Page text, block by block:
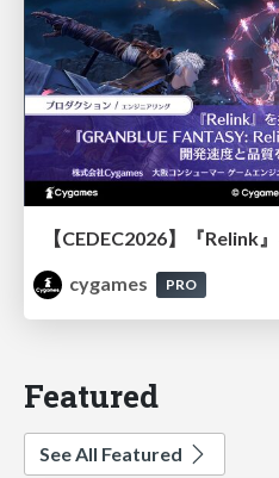
cygames
PRO
Featured
See All Featured